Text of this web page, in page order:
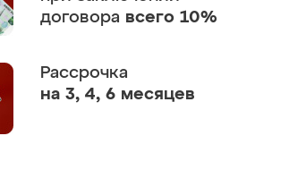
договора всего 10%
Рассрочка
на 3, 4, 6 месяцев